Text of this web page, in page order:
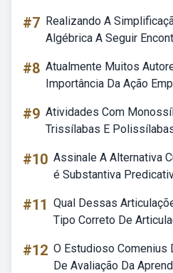
#7 Realizando A
Algébrica A Seguir
#8 Atualmente Muitos
Importância Da Ação
#9 Atividades Com
Trissílabas E
#10 Assinale A Alternativa
é Substantiva
#11 Qual Dessas
Tipo Correto De
#12 O Estudioso Comenius
De Avaliação Da